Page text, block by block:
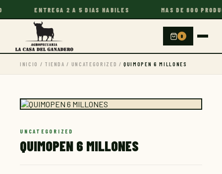
ENTREGA 2 A 5 DIAS HABILES MAS DE 800
0
INICIO / TIENDA / UNCATEGORIZED /QUIMOPEN 6 MILLONES
UNCATEGORIZED
QUIMOPEN 6 MILLONES